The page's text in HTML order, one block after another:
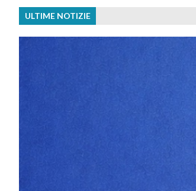
ULTIME NOTIZIE Ecografia